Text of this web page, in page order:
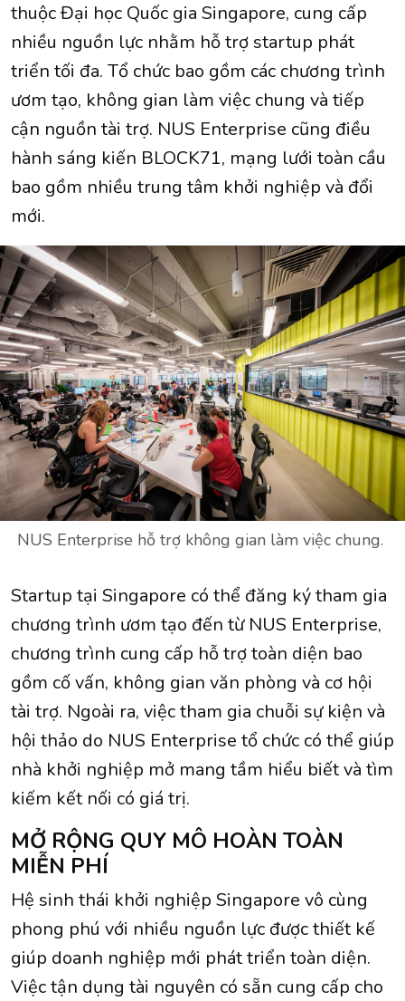
thuộc Đại học Quốc gia Singapore, cung cấp
nhiều nguồn lực nhằm hỗ trợ startup phát
triển tối đa. Tổ chức bao gồm các chương trình
ươm tạo, không gian làm việc chung và tiếp
cận nguồn tài trợ. NUS Enterprise cũng điều
hành sáng kiến ​​BLOCK71, mạng lưới toàn cầu
bao gồm nhiều trung tâm khởi nghiệp và đổi
mới.
NUS Enterprise hỗ trợ không gian làm việc chung.
Startup tại Singapore có thể đăng ký tham gia
chương trình ươm tạo đến từ NUS Enterprise,
chương trình cung cấp hỗ trợ toàn diện bao
gồm cố vấn, không gian văn phòng và cơ hội
tài trợ. Ngoài ra, việc tham gia chuỗi sự kiện và
hội thảo do NUS Enterprise tổ chức có thể giúp
nhà khởi nghiệp mở mang tầm hiểu biết và tìm
kiếm kết nối có giá trị.
MỞ RỘNG QUY MÔ HOÀN TOÀN
MIỄN PHÍ
Hệ sinh thái khởi nghiệp Singapore vô cùng
phong phú với nhiều nguồn lực được thiết kế
giúp doanh nghiệp mới phát triển toàn diện.
Việc tận dụng tài nguyên có sẵn cung cấp cho